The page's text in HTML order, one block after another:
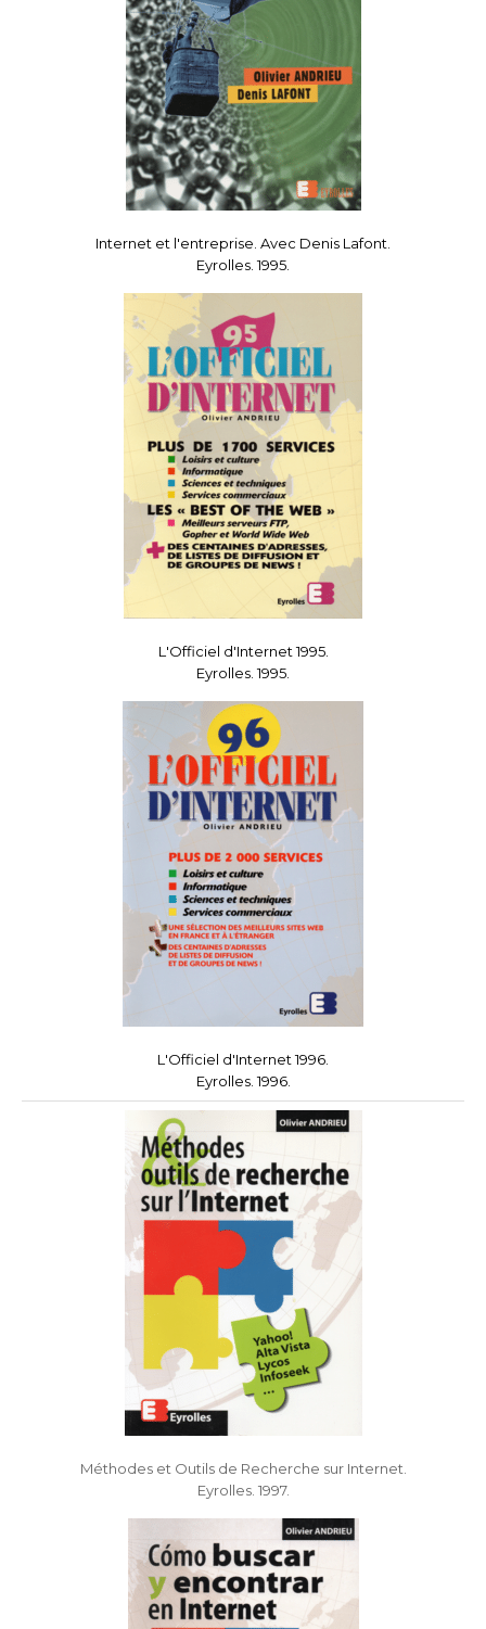
Internet et l'entreprise. Avec Denis Lafont.
Eyrolles. 1995.
L'Officiel d'Internet 1995.
Eyrolles. 1995.
L'Officiel d'Internet 1996.
Eyrolles. 1996.
Méthodes et Outils de Recherche sur Internet.
Eyrolles. 1997.